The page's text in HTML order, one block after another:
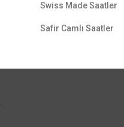
Swiss Made Saatler
Safir Camlı Saatler